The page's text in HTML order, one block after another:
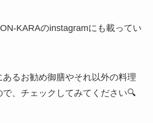
KARAのinstagramにも載ってい
るお勧め御膳やそれ以外の料理
で、チェックしてみてください🔍